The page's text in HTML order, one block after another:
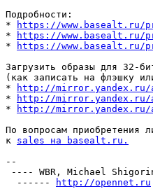
Подробности:
*
https://www.basealt.ru/
*
https://www.basealt.ru/
*
https://www.basealt.ru/
Загрузить образы для 32-
(как записать на флэшку
*
http://
*
http://mirror.yandex.ru/
*
http://mirror.yandex.ru/
По вопросам приобретения
к sales на basealt.ru.
--
---- WBR, Michael
------
http://opennet.ru